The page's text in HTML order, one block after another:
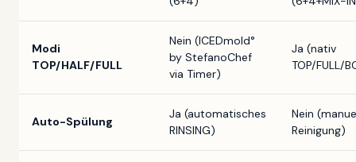
Modi
TOP/HALF/FULL
Nein (ICEDmold°
by StefanoChef
via Timer)
Ja (nativ
TOP/FULL/
Auto-Spülung
Ja (automatisches
RINSING)
Nein
Reinigung)